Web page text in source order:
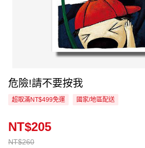
危險!請不要按我
超取滿NT$499免運 國家/地區配送
NT$260
NT$205